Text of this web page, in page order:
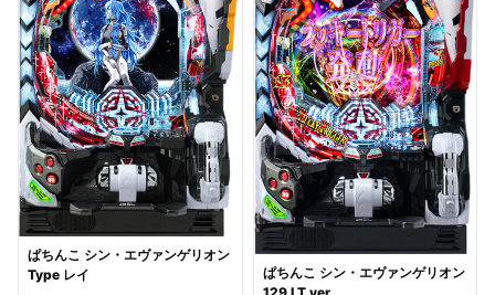
ぱちんこ シン・エヴァンゲリオン
Type レイ
ぱちんこ シン・エヴァンゲリオン